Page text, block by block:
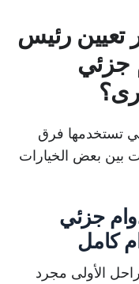
تعيين رئيس
جزئي
تستخدمها فرق
بين بعض الخيارات
جزئي
كامل
الأولى مجرد